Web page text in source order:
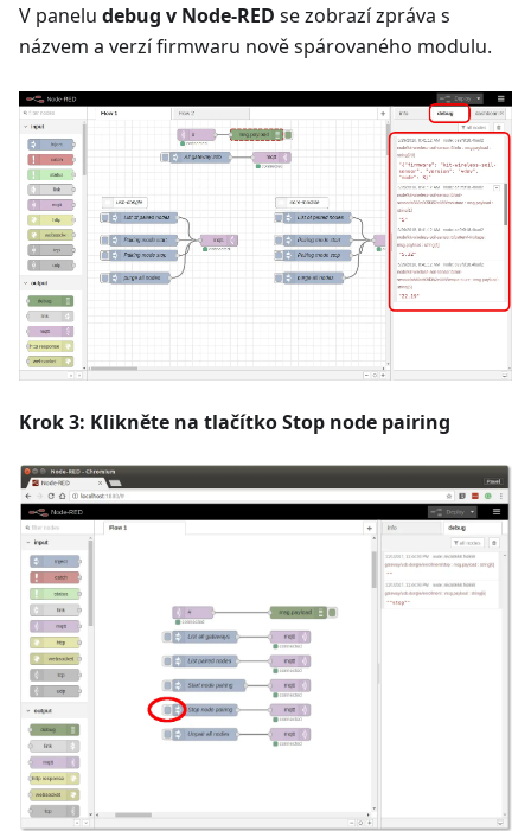
V panelu debug v Node-RED se zobrazí zpráva s
názvem a verzí firmwaru nově spárovaného modulu.
Krok 3: Klikněte na tlačítkoStop node pairing